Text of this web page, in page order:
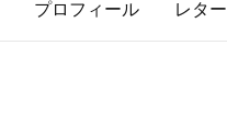
プロフィール レター